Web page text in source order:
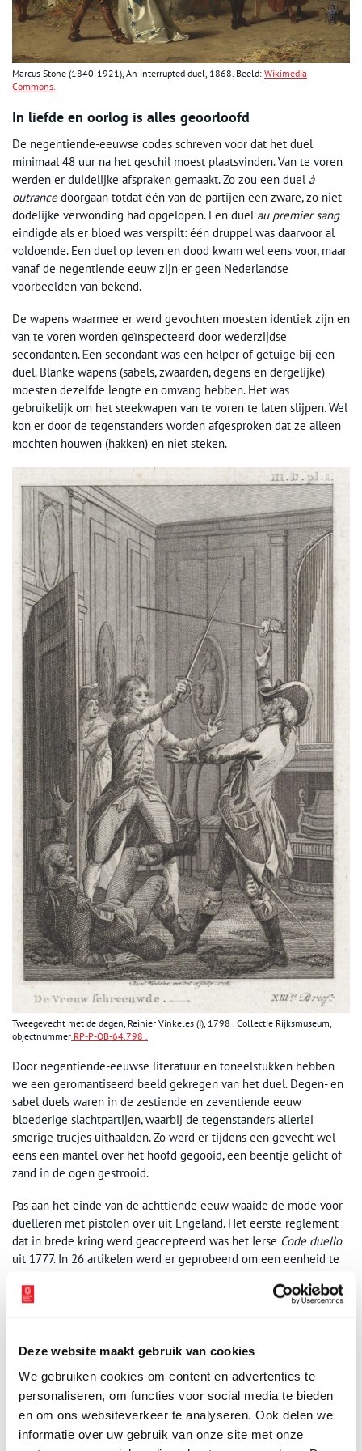
Deze website maakt gebruik van cookies
We gebruiken cookies om content en advertenties te
personaliseren, om functies voor social media te bieden
en om ons websiteverkeer te analyseren. Ook delen we
informatie over uw gebruik van onze site met onze
Marcus Stone (1840-1921), An interrupted duel, 1868. Beeld: Wikimedia
Commons.
In liefde en oorlog is alles geoorloofd
De negentiende-eeuwse codes schreven voor dat het duel
minimaal 48 uur na het geschil moest plaatsvinden. Van te voren
werden er duidelijke afspraken gemaakt. Zo zou een duel à
outrancedoorgaan totdat één van de partijen een zware, zo niet
dodelijke verwonding had opgelopen. Een duel au premier sang
eindigde als er bloed was verspilt: één druppel was daarvoor al
voldoende. Een duel op leven en dood kwam wel eens voor, maar
vanaf de negentiende eeuw zijn er geen Nederlandse
voorbeelden van bekend.
De wapens waarmee er werd gevochten moesten identiek zijn en
van te voren worden geïnspecteerd door wederzijdse
secondanten.Een secondant was een helper of getuige bij een
duel. Blanke wapens (sabels, zwaarden, degens en dergelijke)
moesten dezelfde lengte en omvang hebben. Het was
gebruikelijk om het steekwapen van te voren te laten slijpen. Wel
kon er door de tegenstanders worden afgesproken dat ze alleen
mochten houwen (hakken) en niet steken.
Tweegevecht met de degen, Reinier Vinkeles (I), 1798 . Collectie Rijksmuseum,
objectnummer RP-P-OB-64.798 .
Door negentiende-eeuwse literatuur en toneelstukken hebben
we een geromantiseerd beeld gekregen van het duel. Degen- en
sabel duels waren in de zestiende en zeventiende eeuw
bloederige slachtpartijen, waarbij de tegenstanders allerlei
smerige trucjes uithaalden. Zo werd er tijdens een gevecht wel
eens een mantel over het hoofd gegooid, een beentje gelicht of
zand in de ogen gestrooid.
Pas aan het einde van de achttiende eeuw waaide de mode voor
duelleren met pistolen over uit Engeland. Het eerste reglement
dat in brede kring werd geaccepteerd was het Ierse Code duello
uit 1777. In 26 artikelen werd er geprobeerd om een eenheid te